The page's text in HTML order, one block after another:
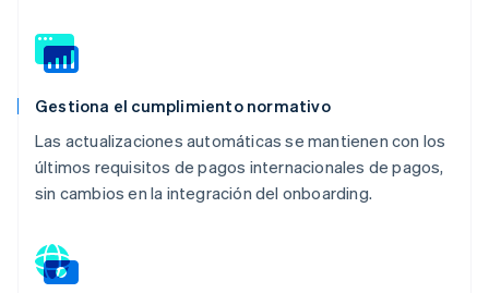
Gestiona el cumplimiento normativo
Las actualizaciones automáticas se mantienen con los
últimos requisitos de pagos internacionales de pagos,
sin cambios en la integración del onboarding.